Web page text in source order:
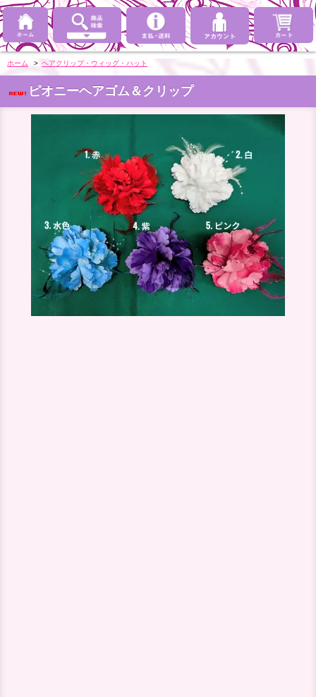
ホーム > ヘアクリップ・ウィッグ・ハット
ピオニーヘアゴム＆クリップ